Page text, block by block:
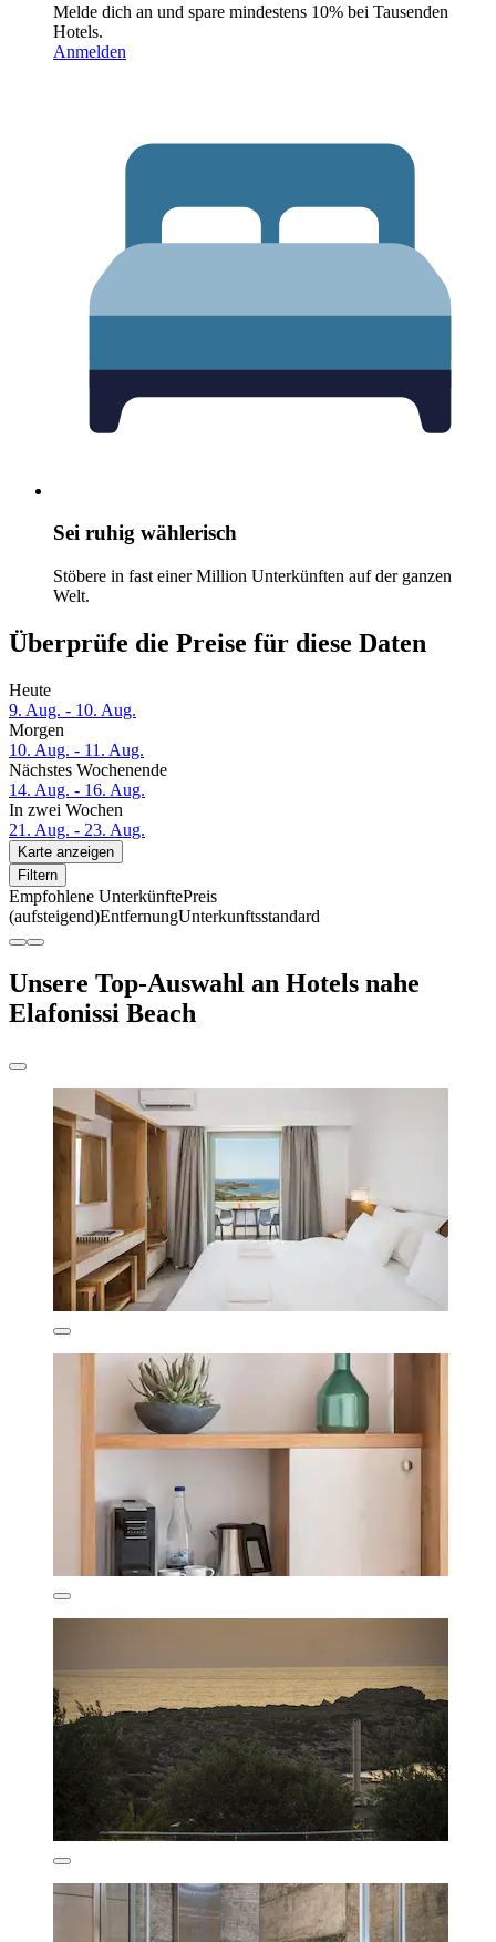
Melde dich an und spare mindestens 10% bei Tausenden
Hotels.
Anmelden
Sei ruhig wählerisch
Stöbere in fast einer Million Unterkünften auf der ganzen
Welt.
Überprüfe die Preise für diese Daten
Heute
9. Aug. - 10. Aug.
Morgen
10. Aug. - 11. Aug.
Nächstes Wochenende
14. Aug. - 16. Aug.
In zwei Wochen
21. Aug. - 23. Aug.
Karte anzeigen
Filtern
Empfohlene UnterkünftePreis
(aufsteigend)EntfernungUnterkunftsstandard
Unsere Top-Auswahl an Hotels nahe
Elafonissi Beach